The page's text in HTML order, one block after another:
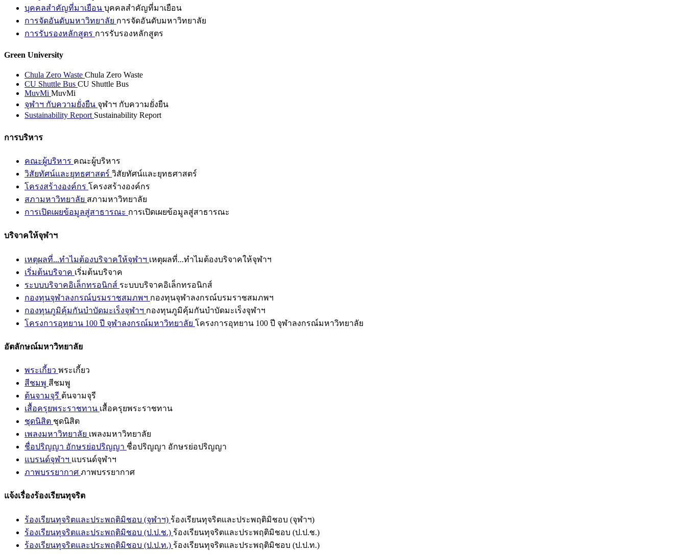
บุคคลสำคัญที่มาเยือน บุคคลสำคัญที่มาเยือน
การจัดอันดับมหาวิทยาลัย การจัดอันดับมหาวิทยาลัย
การรับรองหลักสูตร การรับรองหลักสูตร
Green University
Chula Zero Waste Chula Zero Waste
CU Shuttle Bus CU Shuttle Bus
MuvMi MuvMi
จุฬาฯ กับความยั่งยืน จุฬาฯ กับความยั่งยืน
Sustainability Report Sustainability Report
การบริหาร
คณะผู้บริหาร คณะผู้บริหาร
วิสัยทัศน์และยุทธศาสตร์ วิสัยทัศน์และยุทธศาสตร์
โครงสร้างองค์กร โครงสร้างองค์กร
สภามหาวิทยาลัย สภามหาวิทยาลัย
การเปิดเผยข้อมูลสู่สาธารณะ การเปิดเผยข้อมูลสู่สาธารณะ
บริจาคให้จุฬาฯ
เหตุผลที่...ทำไมต้องบริจาคให้จุฬาฯ เหตุผลที่...ทำไมต้องบริจาคให้จุฬาฯ
เริ่มต้นบริจาค เริ่มต้นบริจาค
ระบบบริจาคอิเล็กทรอนิกส์ ระบบบริจาคอิเล็กทรอนิกส์
กองทุนจุฬาลงกรณ์บรมราชสมภพฯ กองทุนจุฬาลงกรณ์บรมราชสมภพฯ
กองทุนภูมิคุ้มกันบำบัดมะเร็งจุฬาฯ กองทุนภูมิคุ้มกันบำบัดมะเร็งจุฬาฯ
โครงการอุทยาน 100 ปี จุฬาลงกรณ์มหาวิทยาลัย โครงการอุทยาน 100 ปี จุฬาลงกรณ์มหาวิทยาลัย
อัตลักษณ์มหาวิทยาลัย
พระเกี้ยว พระเกี้ยว
สีชมพู สีชมพู
ต้นจามจุรี ต้นจามจุรี
เสื้อครุยพระราชทาน เสื้อครุยพระราชทาน
ชุดนิสิต ชุดนิสิต
เพลงมหาวิทยาลัย เพลงมหาวิทยาลัย
ชื่อปริญญา อักษรย่อปริญญา ชื่อปริญญา อักษรย่อปริญญา
แบรนด์จุฬาฯ แบรนด์จุฬาฯ
ภาพบรรยากาศ ภาพบรรยากาศ
แจ้งเรื่องร้องเรียนทุจริต
ร้องเรียนทุจริตและประพฤติมิชอบ (จุฬาฯ) ร้องเรียนทุจริตและประพฤติมิชอบ (จุฬาฯ)
ร้องเรียนทุจริตและประพฤติมิชอบ (ป.ป.ช.) ร้องเรียนทุจริตและประพฤติมิชอบ (ป.ป.ช.)
ร้องเรียนทุจริตและประพฤติมิชอบ (ป.ป.ท.) ร้องเรียนทุจริตและประพฤติมิชอบ (ป.ป.ท.)